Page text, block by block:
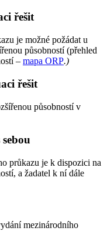
řešit
je možné požádat u
působností (přehled
– mapa ORP.)
řešit
působností v
průkazu je k dispozici na
a žadatel k ní dále
mezinárodního